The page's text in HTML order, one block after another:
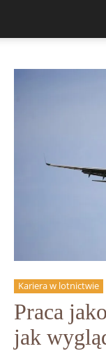
Kariera w lotnictwie
Praca
jak